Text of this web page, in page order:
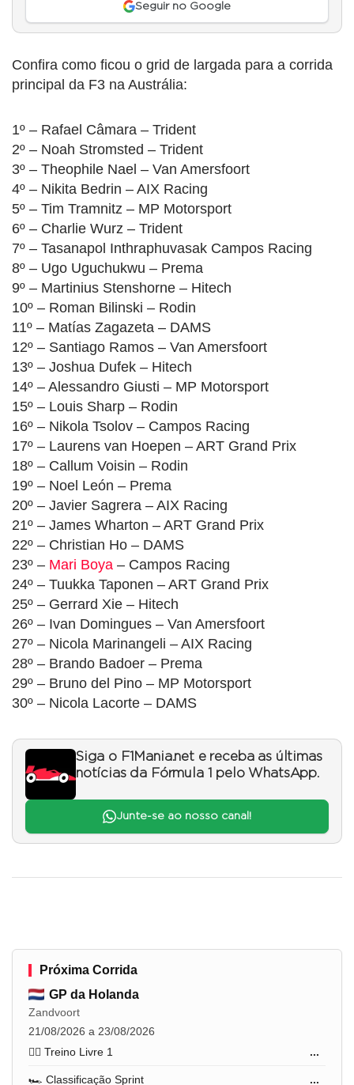
Seguir no Google
Confira como ficou o grid de largada para a corrida
principal da F3 na Austrália:
1º – Rafael Câmara – Trident
2º – Noah Stromsted – Trident
3º – Theophile Nael – Van Amersfoort
4º – Nikita Bedrin – AIX Racing
5º – Tim Tramnitz – MP Motorsport
6º – Charlie Wurz – Trident
7º – Tasanapol Inthraphuvasak Campos Racing
8º – Ugo Uguchukwu – Prema
9º – Martinius Stenshorne – Hitech
10º – Roman Bilinski – Rodin
11º – Matías Zagazeta – DAMS
12º – Santiago Ramos – Van Amersfoort
13º – Joshua Dufek – Hitech
14º – Alessandro Giusti – MP Motorsport
15º – Louis Sharp – Rodin
16º – Nikola Tsolov – Campos Racing
17º – Laurens van Hoepen – ART Grand Prix
18º – Callum Voisin – Rodin
19º – Noel León – Prema
20º – Javier Sagrera – AIX Racing
21º – James Wharton – ART Grand Prix
22º – Christian Ho – DAMS
23º – Mari Boya – Campos Racing
24º – Tuukka Taponen – ART Grand Prix
25º – Gerrard Xie – Hitech
26º – Ivan Domingues – Van Amersfoort
27º – Nicola Marinangeli – AIX Racing
28º – Brando Badoer – Prema
29º – Bruno del Pino – MP Motorsport
30º – Nicola Lacorte – DAMS
Siga o F1Mania.net e receba as últimas
notícias da Fórmula 1 pelo WhatsApp.
Junte-se ao nosso canal!
Próxima Corrida
GP da Holanda
Zandvoort
21/08/2026 a 23/08/2026
🏋️‍♂️ Treino Livre 1
...
🏎️ Classificação Sprint ...